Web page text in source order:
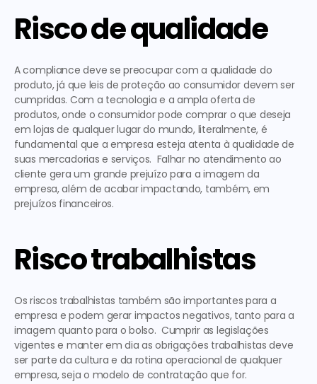
Risco de qualidade
A compliance deve se preocupar com a qualidade do
produto, já que leis de proteção ao consumidor devem ser
cumpridas. Com a tecnologia e a ampla oferta de
produtos, onde o consumidor pode comprar o que deseja
em lojas de qualquer lugar do mundo, literalmente, é
fundamental que a empresa esteja atenta à qualidade de
suas mercadorias e serviços.  Falhar no atendimento ao
cliente gera um grande prejuízo para a imagem da
empresa, além de acabar impactando, também, em
prejuízos financeiros.
Risco trabalhistas
Os riscos trabalhistas também são importantes para a
empresa e podem gerar impactos negativos, tanto para a
imagem quanto para o bolso.  Cumprir as legislações
vigentes e manter em dia as obrigações trabalhistas deve
ser parte da cultura e da rotina operacional de qualquer
empresa, seja o modelo de contratação que for.